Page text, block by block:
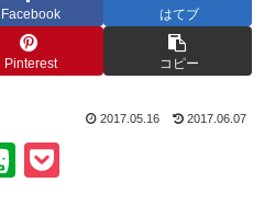
Facebook はてブ
Pinterest コピー
2017.05.16 2017.06.07
E